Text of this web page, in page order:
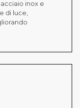
inox e
di luce,